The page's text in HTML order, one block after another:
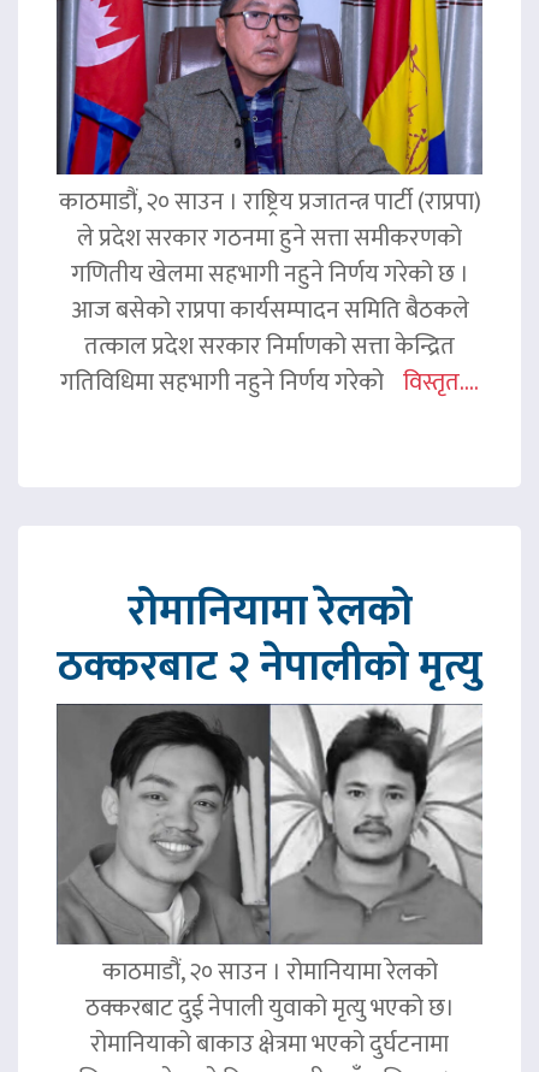
काठमाडौं, २० साउन । राष्ट्रिय प्रजातन्त्र पार्टी (राप्रपा)
ले प्रदेश सरकार गठनमा हुने सत्ता समीकरणको
गणितीय खेलमा सहभागी नहुने निर्णय गरेको छ ।
आज बसेको राप्रपा कार्यसम्पादन समिति बैठकले
तत्काल प्रदेश सरकार निर्माणको सत्ता केन्द्रित
गतिविधिमा सहभागी नहुने निर्णय गरेको विस्तृत....
रोमानियामा रेलको
ठक्करबाट २ नेपालीको मृत्यु
काठमाडौं, २० साउन । रोमानियामा रेलको
ठक्करबाट दुई नेपाली युवाको मृत्यु भएको छ।
रोमानियाको बाकाउ क्षेत्रमा भएको दुर्घटनामा